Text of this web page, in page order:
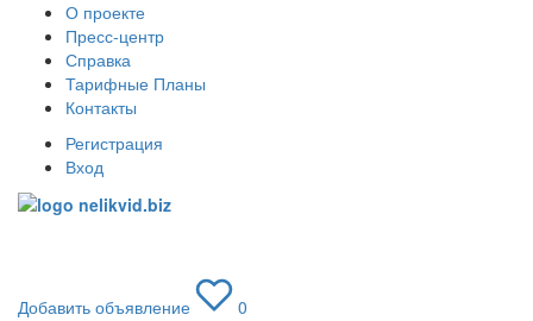
О проекте
Пресс-центр
Справка
Тарифные Планы
Контакты
Регистрация
Вход
Добавить объявление
0